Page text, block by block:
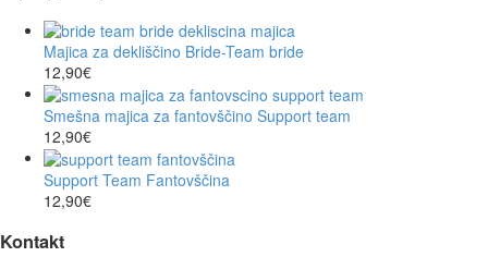
Majica za dekliščino Bride-Team bride
12,90€
Smešna majica za fantovščino Support team
12,90€
Support Team Fantovščina
12,90€
Kontakt